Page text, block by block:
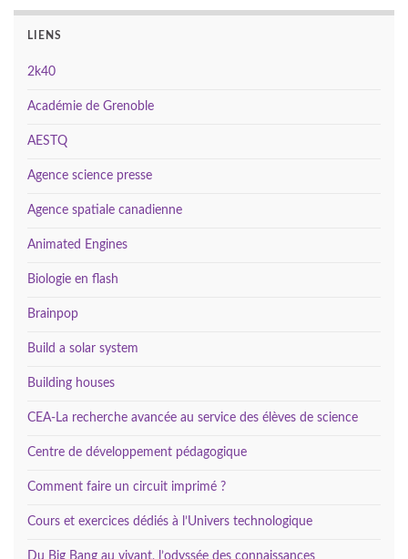
LIENS
2k40
Académie de Grenoble
AESTQ
Agence science presse
Agence spatiale canadienne
Animated Engines
Biologie en flash
Brainpop
Build a solar system
Building houses
CEA-La recherche avancée au service des élèves de science
Centre de développement pédagogique
Comment faire un circuit imprimé ?
Cours et exercices dédiés à l’Univers technologique